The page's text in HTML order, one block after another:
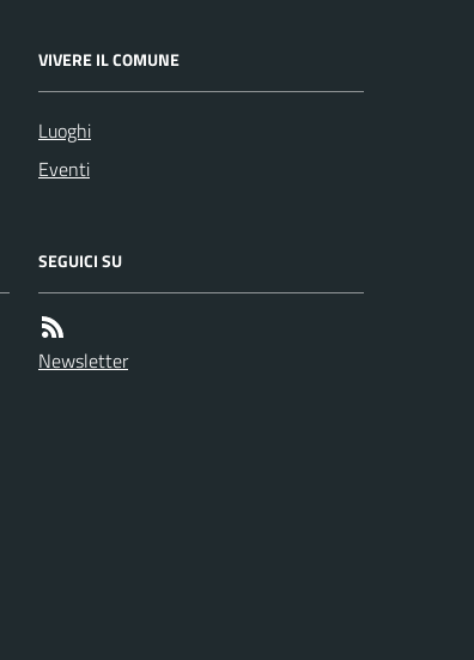
VIVERE IL COMUNE
Luoghi
Eventi
SEGUICI SU
Newsletter